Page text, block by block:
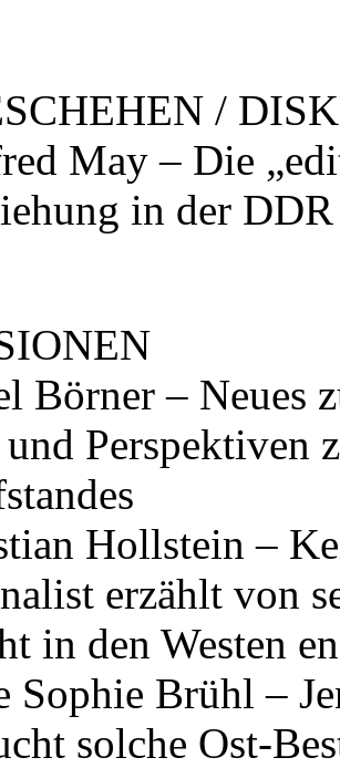
/
May – Die
in der
Börner – Neues
Perspektiven
Hollstein –
erzählt von
in den Westen
Sophie Brühl –
solche Ost-